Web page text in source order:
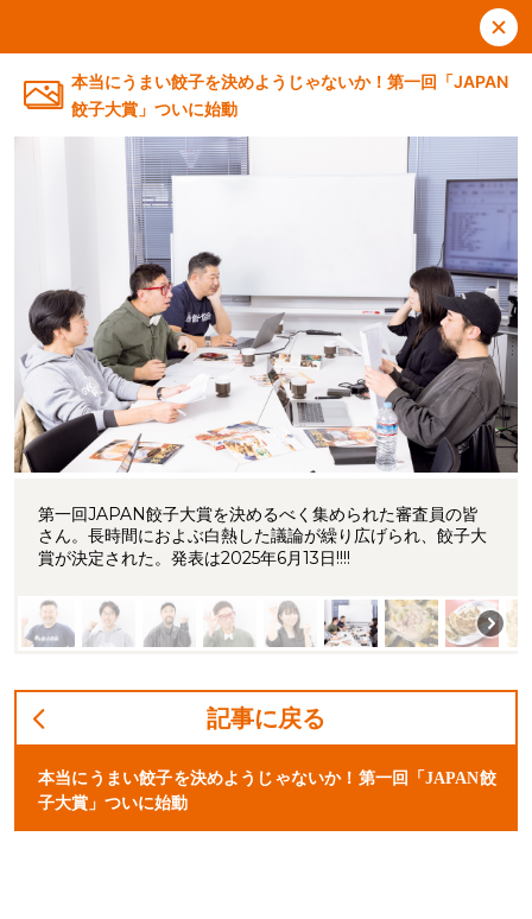
本当にうまい餃子を決めようじゃないか！第一回「JAPAN
餃子大賞」ついに始動
第一回JAPAN餃子大賞を決めるべく集められた審査員の皆
さん。長時間におよぶ白熱した議論が繰り広げられ、餃子大
賞が決定された。発表は2025年6月13日!!!!
記事に戻る
本当にうまい餃子を決めようじゃないか！第一回「JAPAN餃
子大賞」ついに始動